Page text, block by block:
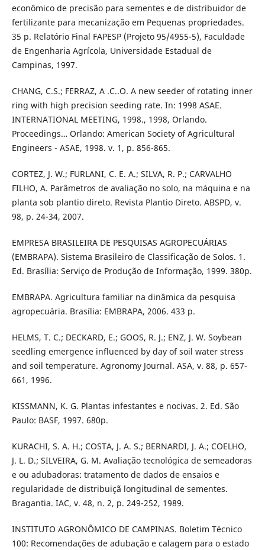
econômico de precisão para sementes e de distribuidor de
fertilizante para mecanização em Pequenas propriedades.
35 p. Relatório Final FAPESP (Projeto 95/4955-5), Faculdade
de Engenharia Agrícola, Universidade Estadual de
Campinas, 1997.
CHANG, C.S.; FERRAZ, A .C..O. A new seeder of rotating inner
ring with high precision seeding rate. In: 1998 ASAE.
INTERNATIONAL MEETING, 1998., 1998, Orlando.
Proceedings… Orlando: American Society of Agricultural
Engineers - ASAE, 1998. v. 1, p. 856-865.
CORTEZ, J. W.; FURLANI, C. E. A.; SILVA, R. P.; CARVALHO
FILHO, A. Parâmetros de avaliação no solo, na máquina e na
planta sob plantio direto. Revista Plantio Direto. ABSPD, v.
98, p. 24-34, 2007.
EMPRESA BRASILEIRA DE PESQUISAS AGROPECUÁRIAS
(EMBRAPA). Sistema Brasileiro de Classificação de Solos. 1.
Ed. Brasília: Serviço de Produção de Informação, 1999. 380p.
EMBRAPA. Agricultura familiar na dinâmica da pesquisa
agropecuária. Brasília: EMBRAPA, 2006. 433 p.
HELMS, T. C.; DECKARD, E.; GOOS, R. J.; ENZ, J. W. Soybean
seedling emergence influenced by day of soil water stress
and soil temperature. Agronomy Journal. ASA, v. 88, p. 657-
661, 1996.
KISSMANN, K. G. Plantas infestantes e nocivas. 2. Ed. São
Paulo: BASF, 1997. 680p.
KURACHI, S. A. H.; COSTA, J. A. S.; BERNARDI, J. A.; COELHO,
J. L. D.; SILVEIRA, G. M. Avaliação tecnológica de semeadoras
e ou adubadoras: tratamento de dados de ensaios e
regularidade de distribuiçã longitudinal de sementes.
Bragantia. IAC, v. 48, n. 2, p. 249-252, 1989.
INSTITUTO AGRONÔMICO DE CAMPINAS. Boletim Técnico
100: Recomendações de adubação e calagem para o estado